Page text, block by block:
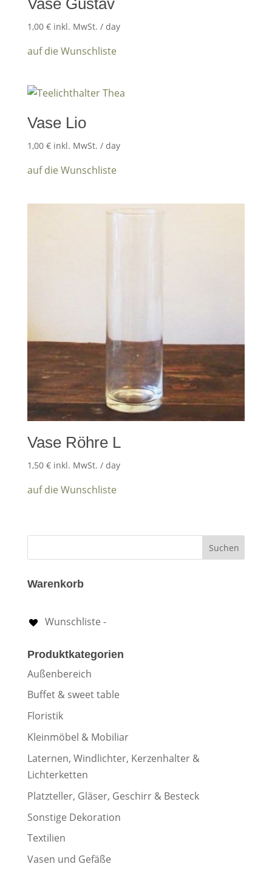
Vase Gustav
1,00 € inkl. MwSt. / day
auf die Wunschliste
Vase Lio
1,00 € inkl. MwSt. / day
auf die Wunschliste
Vase Röhre L
1,50 € inkl. MwSt. / day
auf die Wunschliste
Warenkorb
Wunschliste -
Produktkategorien
Außenbereich
Buffet & sweet table
Floristik
Kleinmöbel & Mobiliar
Laternen, Windlichter, Kerzenhalter &
Lichterketten
Platzteller, Gläser, Geschirr & Besteck
Sonstige Dekoration
Textilien
Vasen und Gefäße